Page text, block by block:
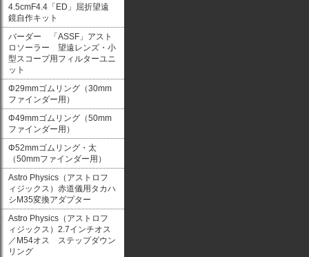
4.5cmF4.4「ED」屈折望遠
鏡自作キット
バーダー 「ASSF」アスト
ロソーラー 望遠レンズ・小
型スコープ用フィルターユニ
ット
Φ29mmゴムリング（30mm
ファインダー用）
Φ49mmゴムリング（50mm
ファインダー用）
Φ52mmゴムリング・太
（50mmファインダー用）
Astro Physics（アストロフ
ィジックス）赤道儀用タカハ
シM35変換アダプター
Astro Physics（アストロフ
ィジックス）2.7インチオス
／M54オス ステップダウン
リング